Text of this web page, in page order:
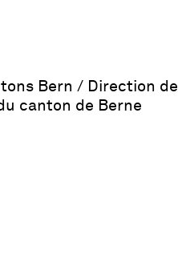
Bern / Direction de
canton de Berne